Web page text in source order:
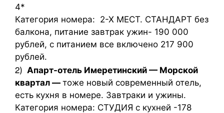
4*
Категория номера: 2-Х МЕСТ. СТАНДАРТ без
балкона, питание завтрак ужин- 190 000
рублей, с питанием все включено 217 900
рублей.
2) Апарт-отель Имеретинский — Морской
квартал — тоже новый современный отель,
есть кухня в номере. Завтраки и ужины.
Категория номера: СТУДИЯ с кухней -178